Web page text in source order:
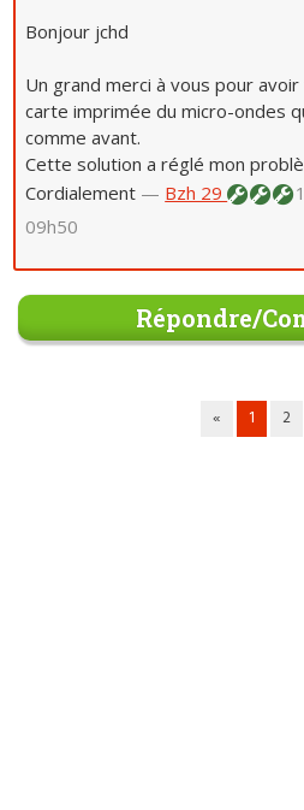
Bonjour jchd
Un grand merci à vous pour
carte imprimée du micro-ondes
comme avant.
Cette solution a réglé mon
Cordialement — Bzh 29
09h50
Répondre/
« 1 2